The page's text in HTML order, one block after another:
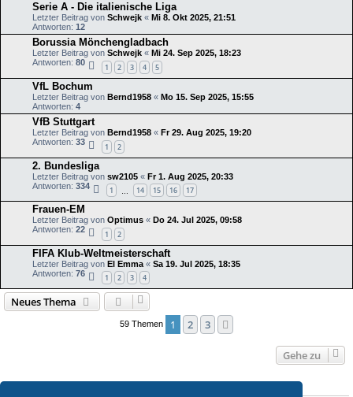
Serie A - Die italienische Liga
Letzter Beitrag von Schwejk « Mi 8. Okt 2025, 21:51
Antworten: 12
Borussia Mönchengladbach
Letzter Beitrag von Schwejk « Mi 24. Sep 2025, 18:23
Antworten: 80 1 2 3 4 5
VfL Bochum
Letzter Beitrag von Bernd1958 « Mo 15. Sep 2025, 15:55
Antworten: 4
VfB Stuttgart
Letzter Beitrag von Bernd1958 « Fr 29. Aug 2025, 19:20
Antworten: 33 1 2
2. Bundesliga
Letzter Beitrag von sw2105 « Fr 1. Aug 2025, 20:33
Antworten: 334 1 14 15 16 17
Frauen-EM
Letzter Beitrag von Optimus « Do 24. Jul 2025, 09:58
Antworten: 22 1 2
FIFA Klub-Weltmeisterschaft
Letzter Beitrag von El Emma « Sa 19. Jul 2025, 18:35
Antworten: 76 1 2 3 4
Neues Thema
59 Themen 1 2 3
Gehe zu